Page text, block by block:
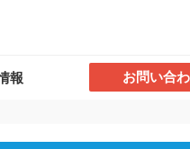
報 お問い合